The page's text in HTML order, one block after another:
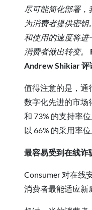
尽可能简化部署，
为消费者提供密钥
和使用的速度将进
消费者做出转变。
Andrew Shikiar 评
值得注意的是，通
数字化先进的市场
和 73% 的支持率
以 66% 的采用率位
最容易受到在线诈
Consumer 对在线
消费者最能适应新